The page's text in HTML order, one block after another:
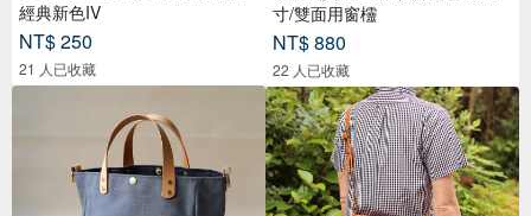
經典新色IV
NT$ 250
21 人已收藏
寸/雙面用窗欞
NT$ 880
22 人已收藏